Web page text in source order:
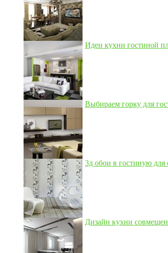
Идеи кухни гостиной
Выбираем горку для
3д обои в гостиную для
Дизайн кухни